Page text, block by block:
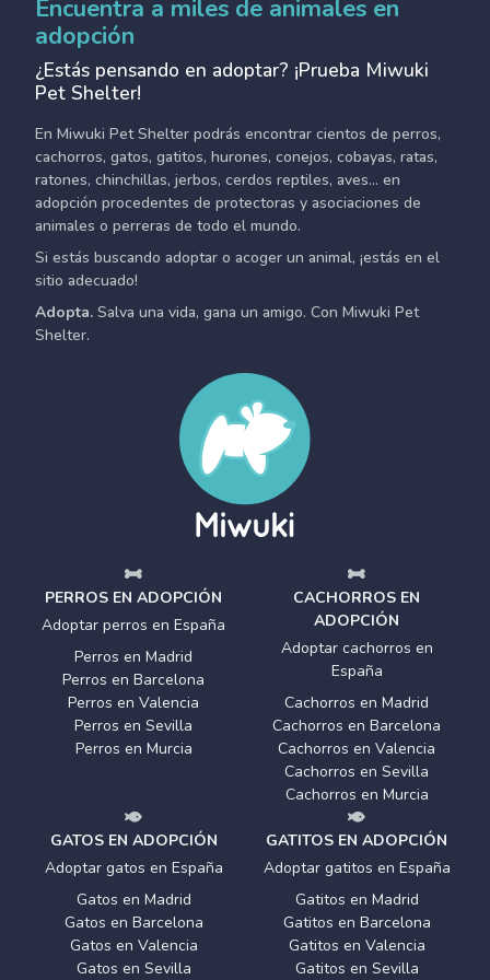
Encuentra a miles de animales en
adopción
¿Estás pensando en adoptar? ¡Prueba Miwuki
Pet Shelter!
En Miwuki Pet Shelter podrás encontrar cientos de perros,
cachorros, gatos, gatitos, hurones, conejos, cobayas, ratas,
ratones, chinchillas, jerbos, cerdos reptiles, aves... en
adopción procedentes de protectoras y asociaciones de
animales o perreras de todo el mundo.
Si estás buscando adoptar o acoger un animal, ¡estás en el
sitio adecuado!
Adopta. Salva una vida, gana un amigo. Con Miwuki Pet
Shelter.
PERROS EN ADOPCIÓN
Adoptar perros en España
Perros en Madrid
Perros en Barcelona
Perros en Valencia
Perros en Sevilla
Perros en Murcia
CACHORROS EN
ADOPCIÓN
Adoptar cachorros en
España
Cachorros en Madrid
Cachorros en Barcelona
Cachorros en Valencia
Cachorros en Sevilla
Cachorros en Murcia
GATOS EN ADOPCIÓN
Adoptar gatos en España
Gatos en Madrid
Gatos en Barcelona
Gatos en Valencia
Gatos en Sevilla
GATITOS EN ADOPCIÓN
Adoptar gatitos en España
Gatitos en Madrid
Gatitos en Barcelona
Gatitos en Valencia
Gatitos en Sevilla